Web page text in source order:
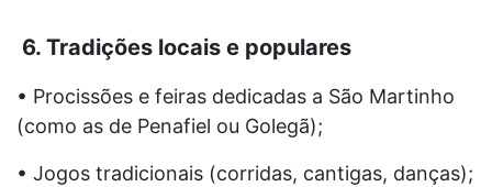
6. Tradições locais e populares
• Procissões e feiras dedicadas a São Martinho
(como as de Penafiel ou Golegã);
• Jogos tradicionais (corridas, cantigas, danças);